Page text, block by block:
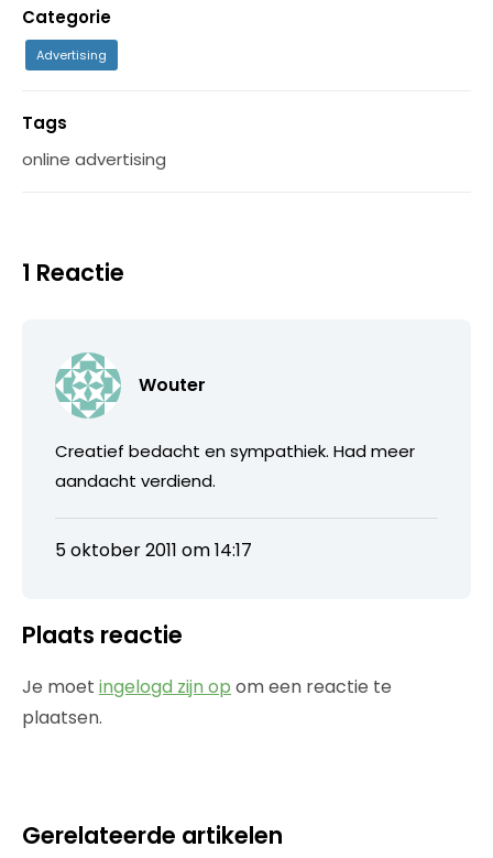
Categorie
Advertising
Tags
online advertising
1 Reactie
Wouter
Creatief bedacht en sympathiek. Had meer
aandacht verdiend.
5 oktober 2011 om 14:17
Plaats reactie
Je moet ingelogd zijn op om een reactie te
plaatsen.
Gerelateerde artikelen